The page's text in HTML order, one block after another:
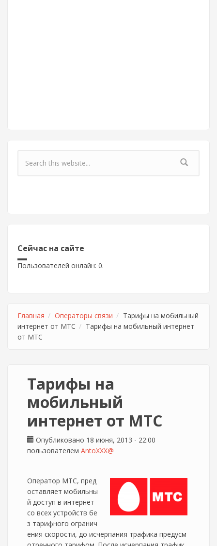
Форма поиска
Сейчас на сайте
Пользователей онлайн: 0.
Главная Операторы связи
Тарифы на мобильный
интернет от МТС
Тарифы на мобильный интернет
от МТС
Тарифы на
мобильный
интернет от МТС
Опубликовано 18 июня, 2013 - 22:00
пользователем AntoXXX@
Оператор МТС, пред
оставляет мобильны
й доступ в интернет
со всех устройств бе
з тарифного огранич
ения скорости, до исчерпания трафика предусм